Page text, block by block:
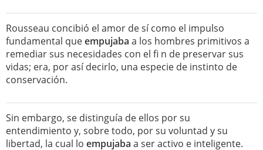
Rousseau concibió el amor de sí como el impulso
fundamental queempujaba a los hombres primitivos a
remediar sus necesidades con el fi n de preservar sus
vidas; era, por así decirlo, una especie de instinto de
conservación.
Sin embargo, se distinguía de ellos por su
entendimiento y, sobre todo, por su voluntad y su
libertad, la cual lo empujaba a ser activo e inteligente.